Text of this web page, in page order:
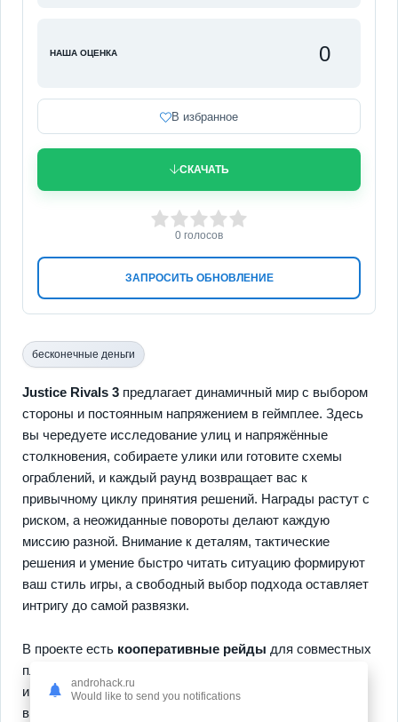
НАША ОЦЕНКА 0
В избранное
СКАЧАТЬ
ЗАПРОСИТЬ ОБНОВЛЕНИЕ
3 4 5
0 голосов
бесконечные деньги
Justice Rivals 3 предлагает динамичный мир с выбором
стороны и постоянным напряжением в геймплее. Здесь
вы чередуете исследование улиц и напряжённые
столкновения, собираете улики или готовите схемы
ограблений, и каждый раунд возвращает вас к
привычному циклу принятия решений. Награды растут с
риском, а неожиданные повороты делают каждую
миссию разной. Внимание к деталям, тактические
решения и умение быстро читать ситуацию формируют
ваш стиль игры, а свободный выбор подхода оставляет
интригу до самой развязки.
В проекте есть кооперативные рейды для совместных
планов,
и
разветвлённые операциис множеством вариантов
выполнения. Прогресс ощутим и даёт новые
androhack.ru
Would like to send you notifications